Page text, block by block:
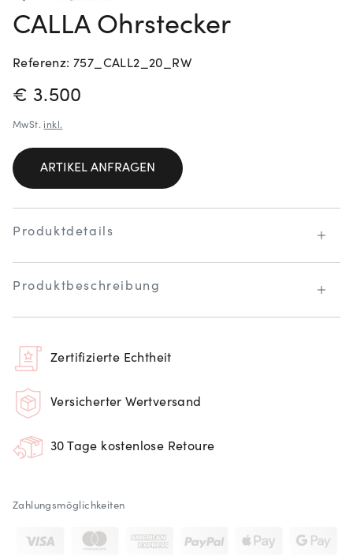
CALLA Ohrstecker
Referenz: 757_CALL2_20_RW
PREISINFORMATIONEN
€ 3.500
MwSt. inkl.
ARTIKEL ANFRAGEN
Produktdetails
Produktbeschreibung
Zertifizierte Echtheit
Versicherter Wertversand
30 Tage kostenlose Retoure
Zahlungsmöglichkeiten